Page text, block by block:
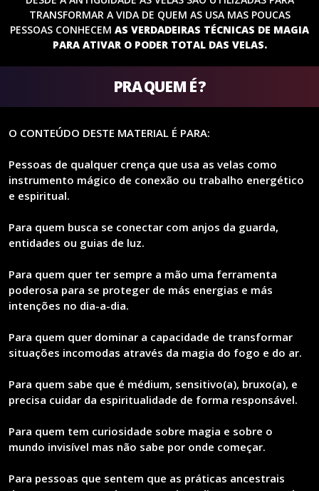
TRANSFORMAR A VIDA DE QUEM AS USA MAS POUCAS
PESSOAS CONHECEM AS VERDADEIRAS TÉCNICAS DE MAGIA
PARA ATIVAR O PODER TOTAL DAS VELAS.
PRA QUEM É ?
O CONTEÚDO DESTE MATERIAL É PARA:
Pessoas de qualquer crença que usa as velas como
instrumento mágico de conexão ou trabalho energético
e espiritual.
Para quem busca se conectar com anjos da guarda,
entidades ou guias de luz.
Para quem quer ter sempre a mão uma ferramenta
poderosa para se proteger de más energias e más
intenções no dia-a-dia.
Para quem quer dominar a capacidade de transformar
situações incomodas através da magia do fogo e do ar.
Para quem sabe que é médium, sensitivo(a), bruxo(a), e
precisa cuidar da espiritualidade de forma responsável.
Para quem tem curiosidade sobre magia e sobre o
mundo invisível mas não sabe por onde começar.
Para pessoas que sentem que as práticas ancestrais